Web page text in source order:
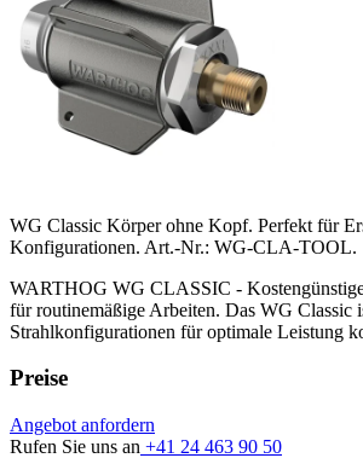
WG Classic Körper ohne Kopf. Perfekt für
Konfigurationen. Art.-Nr.: WG-CLA-TOOL.
WARTHOG WG CLASSIC -
für routinemäßige Arbeiten. Das WG Classic
Strahlkonfigurationen für optimale Leistung
Preise
Angebot anfordern
Rufen Sie uns an +41 24 463 90 50